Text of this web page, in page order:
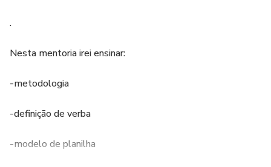
.
Nesta mentoria irei ensinar:
-metodologia
-definição de verba
-modelo de planilha